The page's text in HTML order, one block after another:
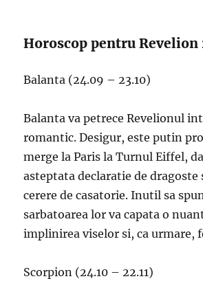
Horoscop pentru Revelion
Balanta (24.09 – 23.10)
Balanta va petrece Revelionul
romantic. Desigur, este putin
merge la Paris la Turnul Eiffel,
asteptata declaratie de dragoste
cerere de casatorie. Inutil sa
sarbatoarea lor va capata o
implinirea viselor si, ca urmare,
Scorpion (24.10 – 22.11)